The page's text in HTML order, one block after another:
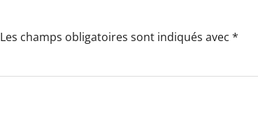
Les champs obligatoires sont indiqués avec *